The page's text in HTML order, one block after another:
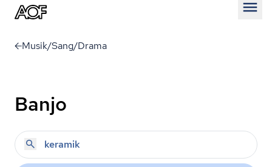
Musik/Sang/Drama
Banjo